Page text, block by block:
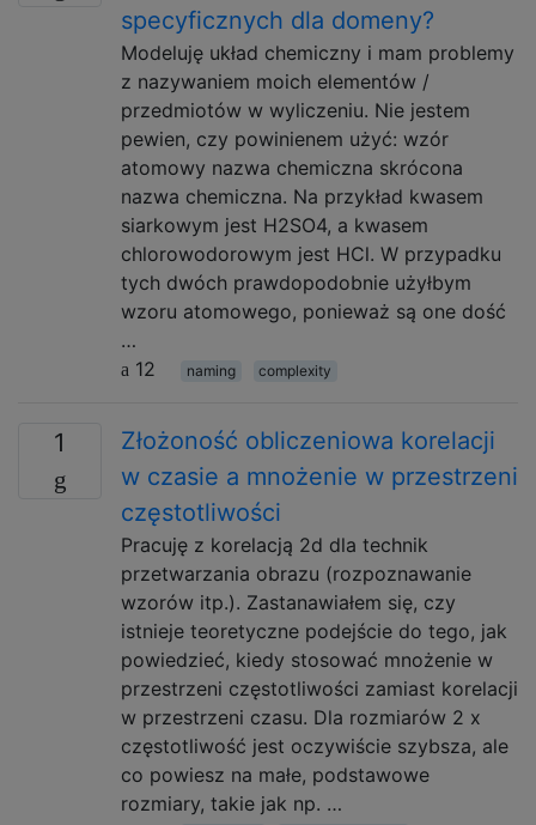
specyficznych dla domeny?
Modeluję układ chemiczny i mam problemy
z nazywaniem moich elementów /
przedmiotów w wyliczeniu. Nie jestem
pewien, czy powinienem użyć: wzór
atomowy nazwa chemiczna skrócona
nazwa chemiczna. Na przykład kwasem
siarkowym jest H2SO4, a kwasem
chlorowodorowym jest HCl. W przypadku
tych dwóch prawdopodobnie użyłbym
wzoru atomowego, ponieważ są one dość
…
12
naming complexity
1
Złożoność obliczeniowa korelacji
w czasie a mnożenie w przestrzeni
częstotliwości
Pracuję z korelacją 2d dla technik
przetwarzania obrazu (rozpoznawanie
wzorów itp.). Zastanawiałem się, czy
istnieje teoretyczne podejście do tego, jak
powiedzieć, kiedy stosować mnożenie w
przestrzeni częstotliwości zamiast korelacji
w przestrzeni czasu. Dla rozmiarów 2 x
częstotliwość jest oczywiście szybsza, ale
co powiesz na małe, podstawowe
rozmiary, takie jak np. …